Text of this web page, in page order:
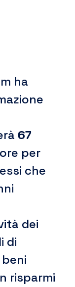
ha
67
per
che
dei
di
risparmi